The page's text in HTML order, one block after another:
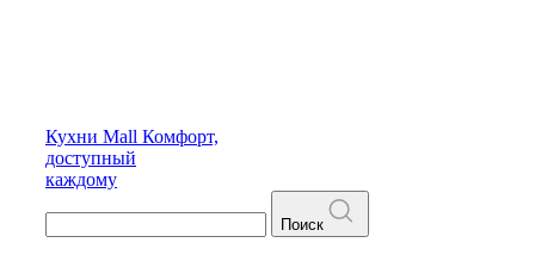
Кухни Mall Комфорт,
доступный
каждому
Поиск